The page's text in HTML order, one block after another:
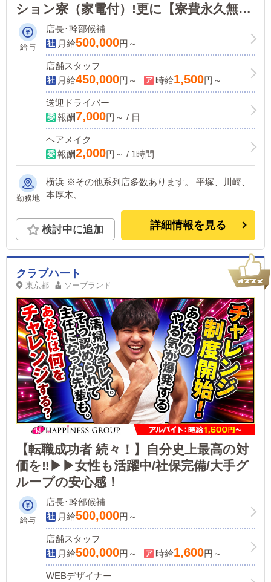
ション寮（家電付）!更に【寮費永久無
料】立地、環境が全てにおいて最高な横
浜駅徒歩3分！初任給45万円～＋α！1日
体験日給1万3000円！
給与
店長･幹部候補
月給500,000円～
店舗スタッフ
月給450,000円～ 時給1,500円～
送迎ドライバー
報酬7,000円～ / 日
ヘアメイク
報酬2,000円～ / 1時間
勤務地
横浜 ※その他系列店多数あります。 平塚、川崎、
本厚木、
検討中に追加 詳細情報を見る
クラブハート
東京都 ソープランド
【転職成功者 続々！】自分史上最高の対
価を‼▶▶女性も活躍中/社保完備/大手グ
ループの安心感！
給与
店長･幹部候補
月給500,000円～
店舗スタッフ
月給500,000円～ 時給1,600円～
WEBデザイナー